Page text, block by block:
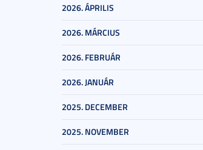
2026. ÁPRILIS
2026. MÁRCIUS
2026. FEBRUÁR
2026. JANUÁR
2025. DECEMBER
2025. NOVEMBER